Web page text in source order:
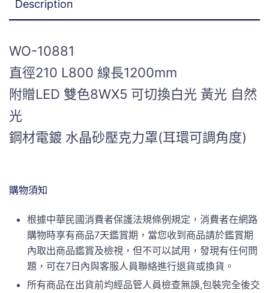
Description
WO-10881
直徑210 L800 線長1200mm
附贈LED 雙色8WX5 可切換白光 黃光 自然
光
鋼材電鍍 水晶砂壓克力罩(耳環可調角度)
購物須知
根據中華民國消費者保護法規條例規定，消費者在網路
購物時享有商品7天鑑賞期，當您收到商品請於鑑賞期
內取出商品鑑賞及檢視，但不可以試用，發現有任何問
題，可在7日內與客服人員聯絡進行退貨或換貨。
所有商品在出貨前均經品管人員檢查無誤,包裝完全後交